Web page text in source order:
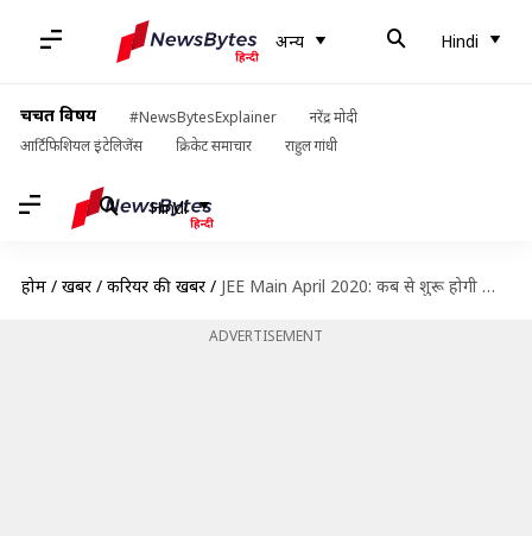
अन्य Hindi
चर्चित विषय #NewsBytesExplainer
नरेंद्र मोदी
आर्टिफिशियल इंटेलिजेंस
क्रिकेट समाचार राहुल गांधी
Hindi
होम / खबरें / करियर की खबरें / JEE Main April 2020: कब से शुरू होगी आवेदन प्रक्रिया? जानें पूरा शेड्यूल
ADVERTISEMENT